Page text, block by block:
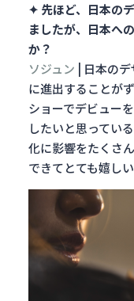
✦ 先ほど、日本の
ましたが、日本へ
か？
ソジュン | 日本の
に進出することが
ショーでデビュー
したいと思ってい
化に影響をたくさ
できてとても嬉しい